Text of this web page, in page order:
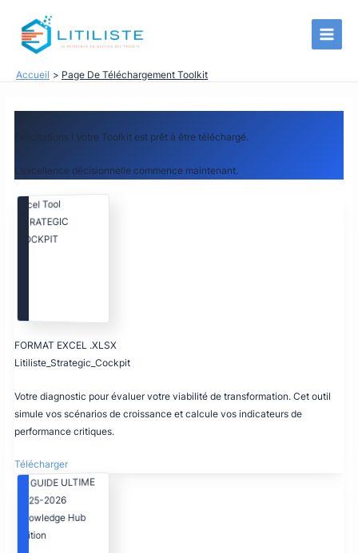
contenu
Accueil Page De Téléchargement Toolkit
Félicitations ! Votre Toolkit est prêt à être téléchargé.
L’excellence décisionnelle commence maintenant.
Excel Tool
STRATEGIC
COCKPIT
FORMAT EXCEL .XLSX
Litiliste_Strategic_Cockpit
Votre diagnostic pour évaluer votre viabilité de transformation. Cet outil
simule vos scénarios de croissance et calcule vos indicateurs de
performance critiques.
Télécharger
LE GUIDE ULTIME
2025-2026
Knowledge Hub
Edition